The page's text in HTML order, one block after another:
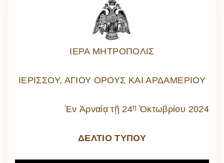
ΙΕΡΑ ΜΗΤΡΟΠΟΛΙΣ
ΙΕΡΙΣΣΟΥ, ΑΓΙΟΥ ΟΡΟΥΣ ΚΑΙ ΑΡΔΑΜΕΡΙΟΥ
Ἐν Ἀρναίᾳ τῇ 24ῃ Ὀκτωβρίου 2024
ΔΕΛΤΙΟ ΤΥΠΟΥ